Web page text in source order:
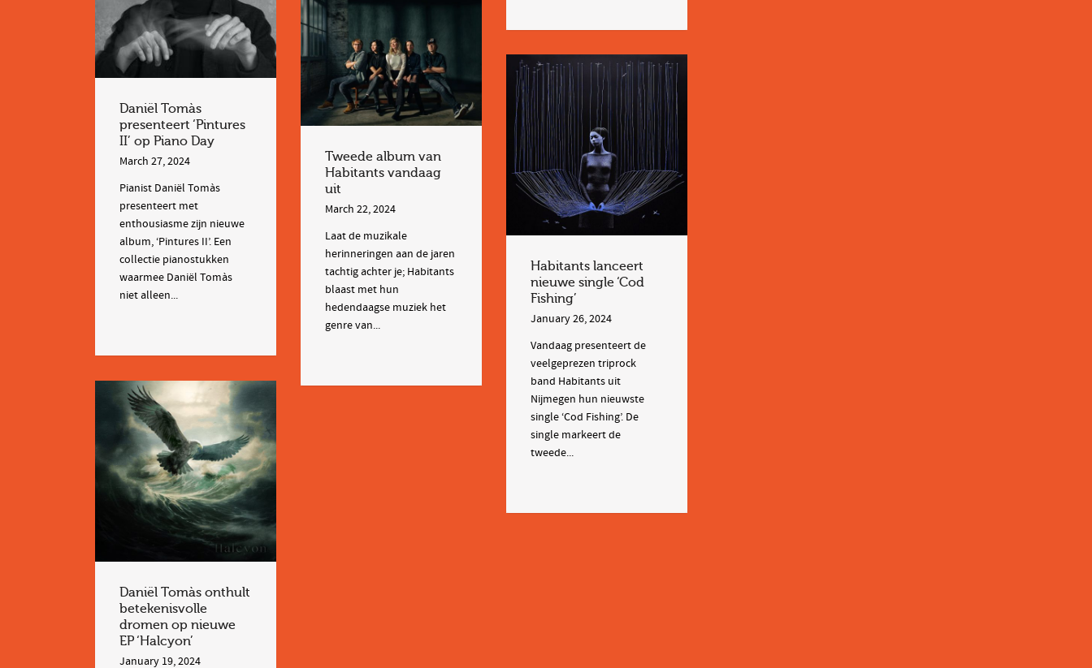
Daniël Tomàs
presenteert ‘Pintures
II’ op Piano Day
March 27, 2024
Pianist Daniël Tomàs
presenteert met
enthousiasme zijn nieuwe
album, ‘Pintures II’. Een
collectie pianostukken
waarmee Daniël Tomàs
niet alleen...
Tweede album van
Habitants vandaag
uit
March 22, 2024
Laat de muzikale
herinneringen aan de jaren
tachtig achter je; Habitants
blaast met hun
hedendaagse muziek het
genre van...
Habitants lanceert
nieuwe single ‘Cod
Fishing’
January 26, 2024
Vandaag presenteert de
veelgeprezen triprock
band Habitants uit
Nijmegen hun nieuwste
single ‘Cod Fishing’. De
single markeert de
tweede...
Daniël Tomàs onthult
betekenisvolle
dromen op nieuwe
EP ‘Halcyon’
January 19, 2024